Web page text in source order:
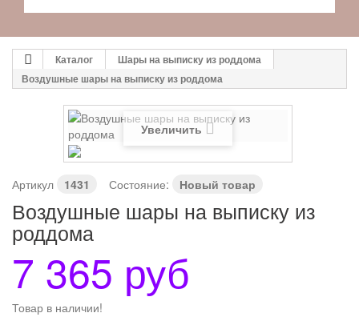
Каталог
Шары на выписку из роддома
Воздушные шары на выписку из роддома
Увеличить
Артикул 1431 Состояние: Новый товар
Воздушные шары на выписку из
роддома
7 365 руб
Товар в наличии!